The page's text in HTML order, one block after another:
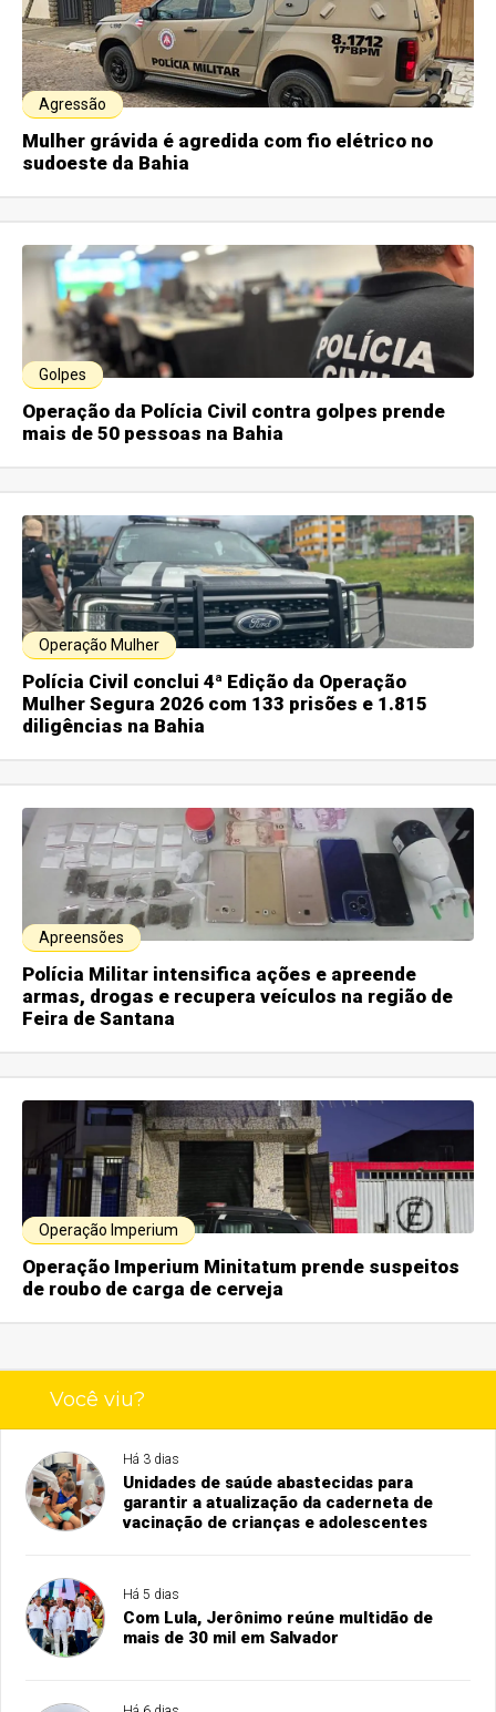
Agressão
Mulher grávida é agredida com fio elétrico no
sudoeste da Bahia
Golpes
Operação da Polícia Civil contra golpes prende
mais de 50 pessoas na Bahia
Operação Mulher
Polícia Civil conclui 4ª Edição da Operação
Mulher Segura 2026 com 133 prisões e 1.815
diligências na Bahia
Apreensões
Polícia Militar intensifica ações e apreende
armas, drogas e recupera veículos na região de
Feira de Santana
Operação Imperium
Operação Imperium Minitatum prende suspeitos
de roubo de carga de cerveja
Você viu?
Há 3 dias
Unidades de saúde abastecidas para
garantir a atualização da caderneta de
vacinação de crianças e adolescentes
Há 5 dias
Com Lula, Jerônimo reúne multidão de
mais de 30 mil em Salvador